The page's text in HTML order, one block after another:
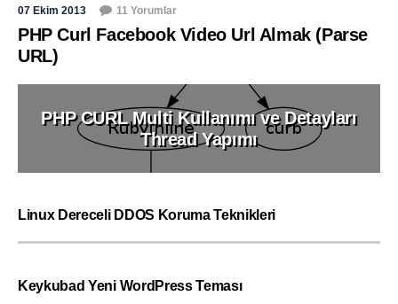
07 Ekim 2013 11 Yorumlar
PHP Curl Facebook Video Url Almak (Parse
URL)
PHP CURL Multi Kullanımı ve Detayları
Thread Yapımı
Linux Dereceli DDOS Koruma Teknikleri
Keykubad Yeni WordPress Teması